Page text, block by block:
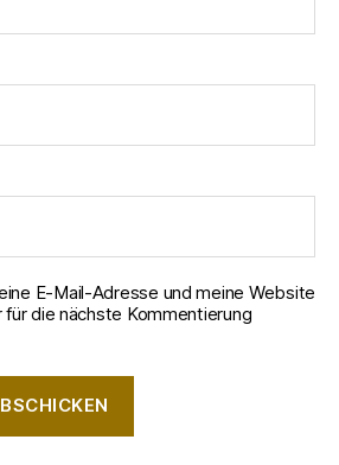
E-Mail-Adresse und meine Website
die nächste Kommentierung